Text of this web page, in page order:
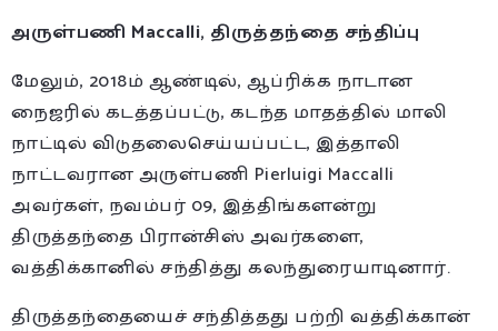
அருள்பணி Maccalli, திருத்தந்தை சந்திப்பு
மேலும், 2018ம் ஆண்டில், ஆப்ரிக்க நாடான
நைஜரில் கடத்தப்பட்டு, கடந்த மாதத்தில் மாலி
நாட்டில் விடுதலைசெய்யப்பட்ட, இத்தாலி
நாட்டவரான அருள்பணி Pierluigi Maccalli
அவர்கள், நவம்பர் 09, இத்திங்களன்று
திருத்தந்தை பிரான்சிஸ் அவர்களை,
வத்திக்கானில் சந்தித்து கலந்துரையாடினார்.
திருத்தந்தையைச் சந்தித்தது பற்றி வத்திக்கான்